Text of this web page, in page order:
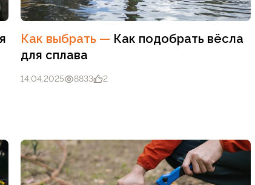
Как выбрать — Как подобрать вёсла
для сплава
14.04.2025 8833 2